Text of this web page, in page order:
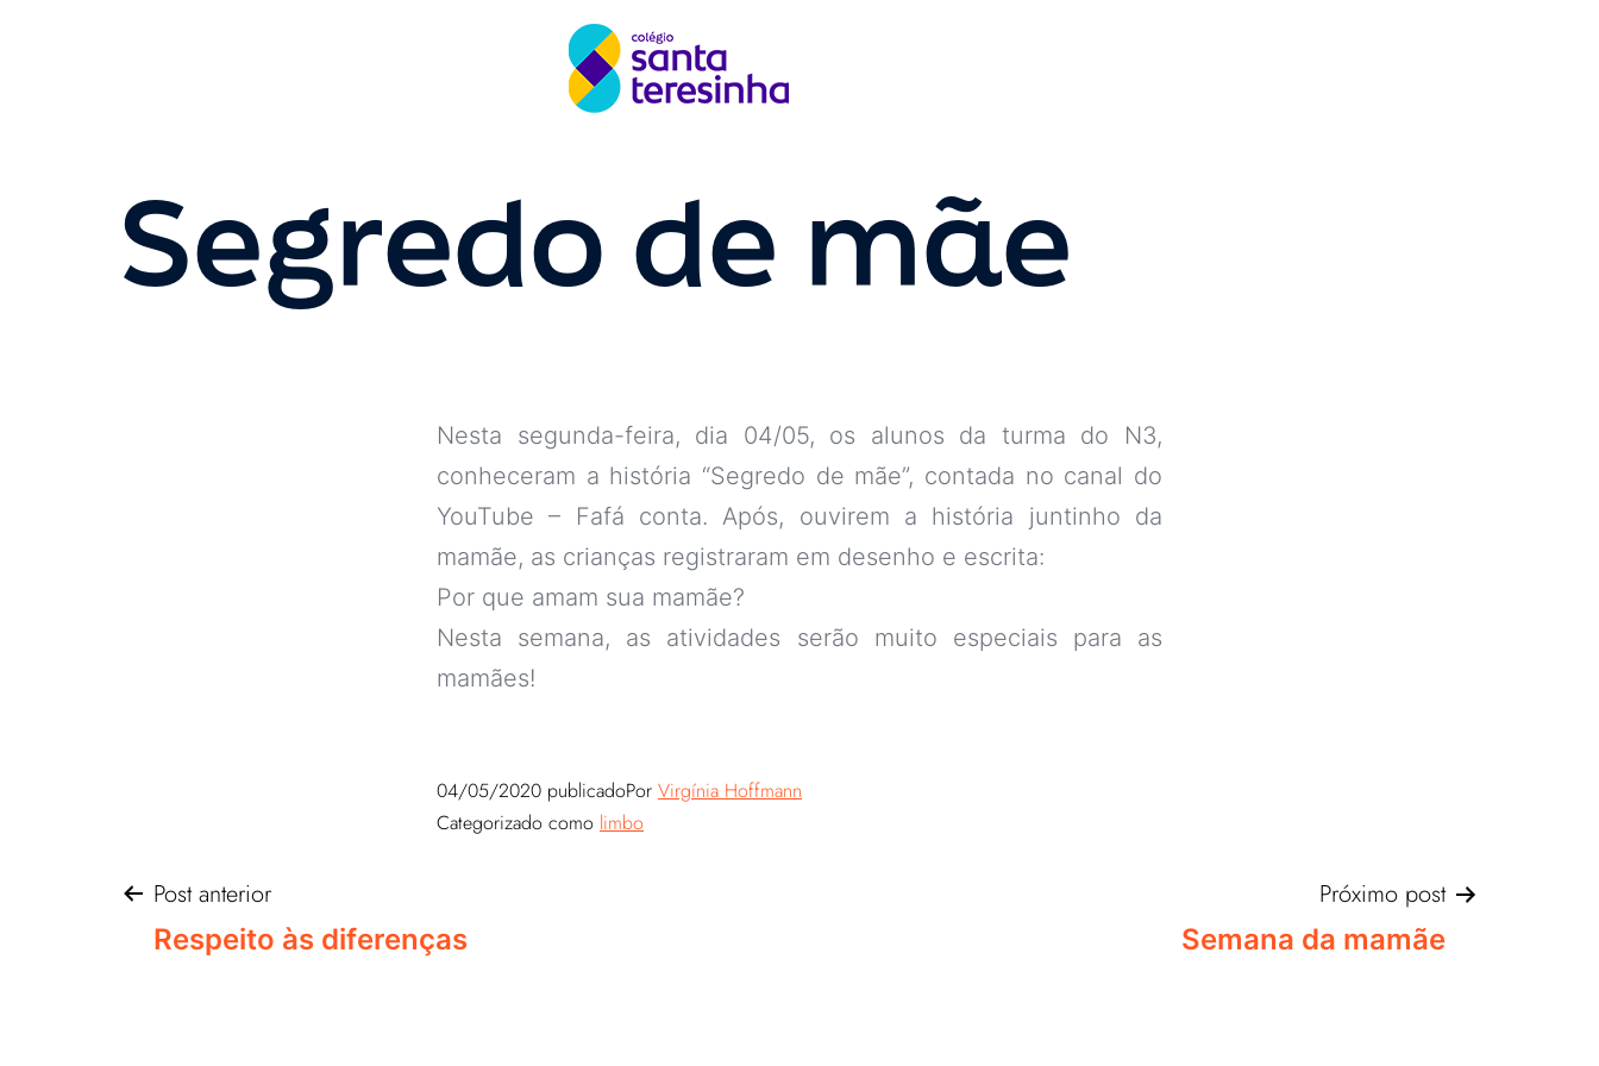
Segredo de mãe
Nesta segunda-feira, dia 04/05, os alunos da turma do N3,
conheceram a história “Segredo de mãe”, contada no canal do
YouTube – Fafá conta. Após, ouvirem a história juntinho da
mamãe, as crianças registraram em desenho e escrita:
Por que amam sua mamãe?
Nesta semana, as atividades serão muito especiais para as
mamães!
04/05/2020 publicadoPor Virgínia Hoffmann
Categorizado como limbo
Post anterior
Respeito às diferenças
Próximo post
Semana da mamãe